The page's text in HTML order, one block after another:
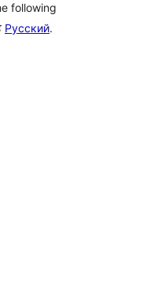
following
Русский.